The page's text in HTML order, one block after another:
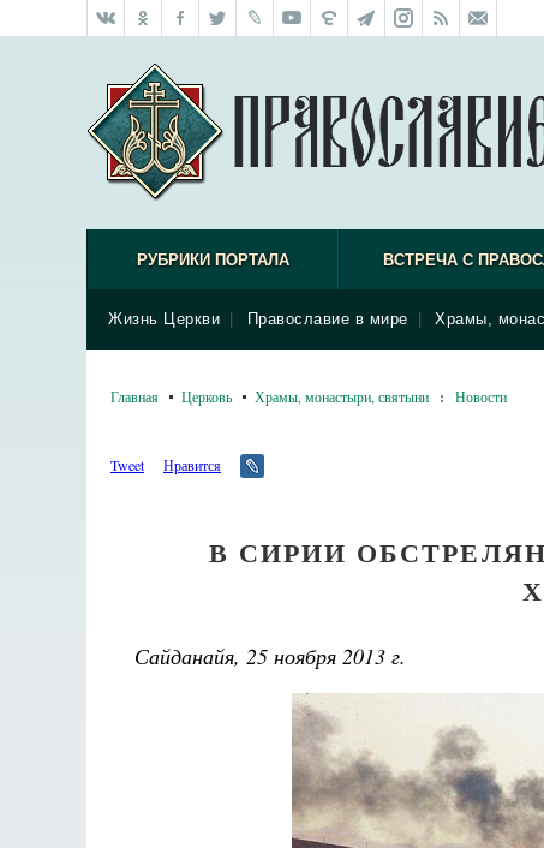
РУБРИКИ ПОРТАЛА ВСТРЕЧА С
Жизнь Церкви Православие в мире Храмы,
Главная Церковь Храмы, монастыри, святыни : Новости
Tweet Нравится
В СИРИИ
Сайданайя, 25 ноября 2013 г.